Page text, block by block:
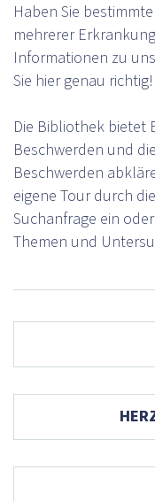
Haben Sie
mehrerer
Informationen zu
Sie hier genau richtig!
Die Bibliothek bietet
Beschwerden und
Beschwerden
eigene Tour durch
Suchanfrage ein
Themen und